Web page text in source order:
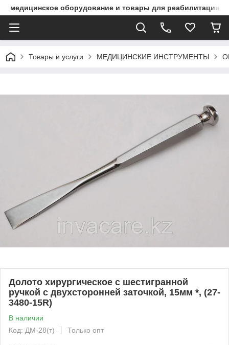
медицинское оборудование и товары для реабилитации
Товары и услуги МЕДИЦИНСКИЕ ИНСТРУМЕНТЫ
Долото хирургическое с шестигранной
ручкой с двухсторонней заточкой, 15мм *, (27-
3480-15R)
В наличии
Код: ДМ-28(т)
Только опт